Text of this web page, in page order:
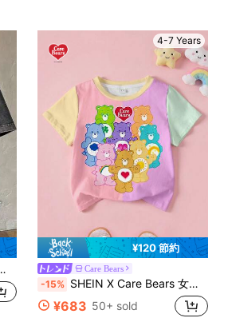
4-7 Years
¥120 節約
Care Bears
-15% SHEIN X Care Bears 女の子用かわいいカートゥーンベアコントラストカラー半袖Tシャツ、カジュアルデイリーコミューター
¥683 50+ sold